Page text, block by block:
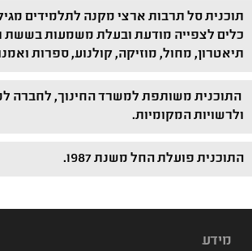
תוכנית סל תרבות ארצי מקנה לתלמידים
כלים לצפייה מודעת ובעלת משמעות בששת
תיאטרון, מחול, מוזיקה, קולנוע, ספרות
התוכנית משותפת למשרד החינוך, לחברה
ולרשויות המקומיות.
התוכנית פועלת החל משנת 1987.
מידע